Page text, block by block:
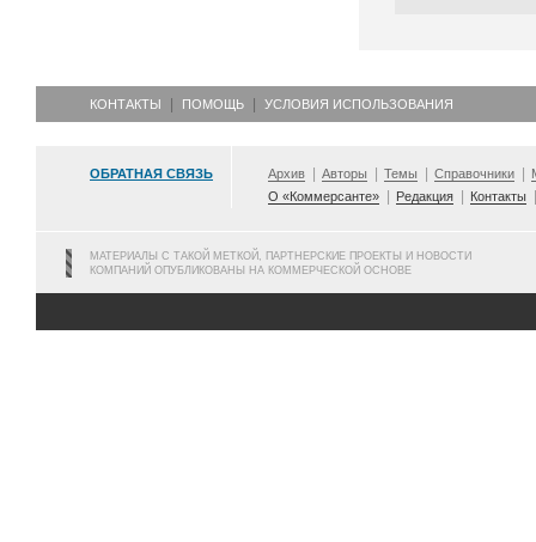
КОНТАКТЫ ПОМОЩЬ УСЛОВИЯ ИСПОЛЬЗОВАНИЯ
ОБРАТНАЯ СВЯЗЬ Архив Авторы Темы Справочники
О «Коммерсанте»
Редакция Контакты
МАТЕРИАЛЫ С ТАКОЙ МЕТКОЙ, ПАРТНЕРСКИЕ ПРОЕКТЫ И НОВОСТИ
КОМПАНИЙ ОПУБЛИКОВАНЫ НА КОММЕРЧЕСКОЙ ОСНОВЕ